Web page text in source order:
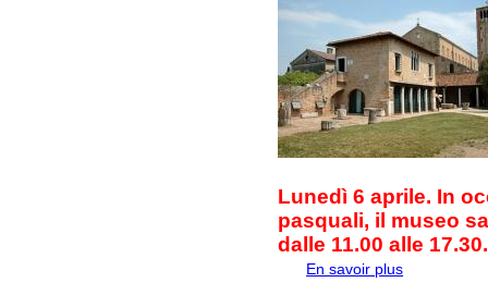
Lunedì 6 aprile. In
pasquali, il museo
dalle 11.00 alle 17.30.
En savoir plus